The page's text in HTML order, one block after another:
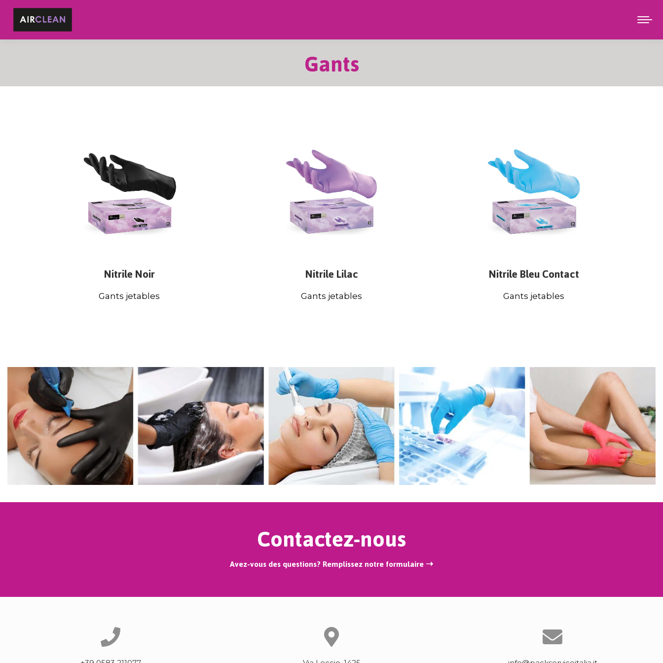
Gants
Nitrile Noir
Gants jetables
Nitrile Lilac
Gants jetables
Nitrile Bleu Contact
Gants jetables
Contactez-nous
Avez-vous des questions? Remplissez notre formulaire ➝